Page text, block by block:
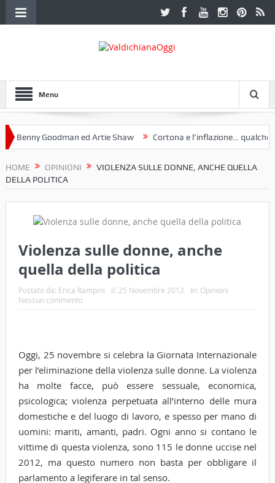
Menu
Goodman ed Artie Shaw Cortona e l’inflazione… qualche
HOME OPINIONI
VIOLENZA SULLE DONNE, ANCHE QUELLA
DELLA POLITICA
Violenza sulle donne, anche
quella della politica
Postato da: Erica Rampini il: 25 Novembre 2012 In: Opinioni
Nessun commento
Oggi, 25 novembre si celebra la Giornata Internazionale
per l’eliminazione della violenza sulle donne. La violenza
ha molte facce, può essere sessuale, economica,
psicologica; violenza perpetuata all’interno delle mura
domestiche e del luogo di lavoro, e spesso per mano di
uomini: mariti, amanti, padri. Ogni anno si contano le
vittime di questa violenza, sono 115 le donne uccise nel
2012, ma questo numero non basta per obbligare il
parlamento a legiferare in tal senso.